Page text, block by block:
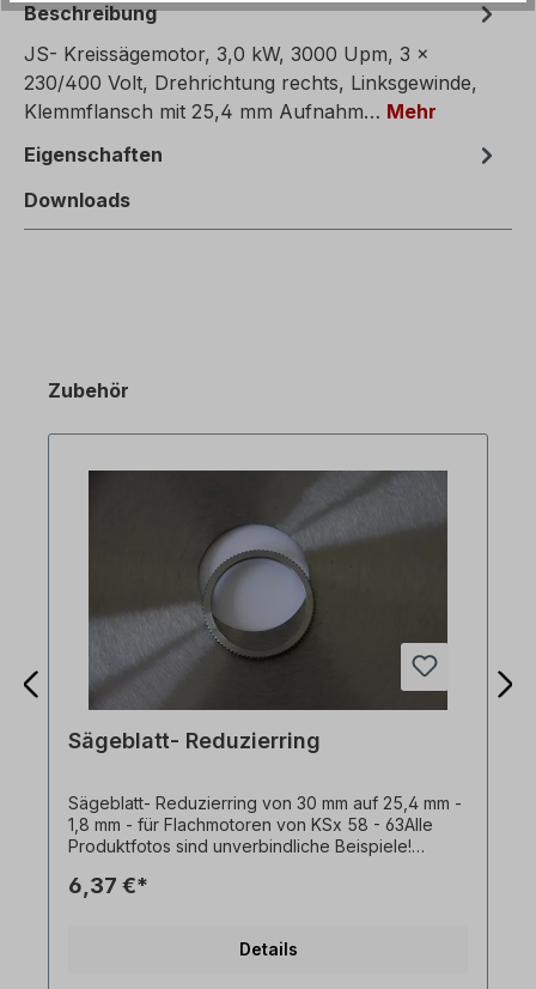
Beschreibung
JS- Kreissägemotor, 3,0 kW, 3000 Upm, 3 x
230/400 Volt, Drehrichtung rechts, Linksgewinde,
Klemmflansch mit 25,4 mm Aufnahm… Mehr
Eigenschaften
Downloads
Zubehör
Sägeblatt- Reduzierring
Sägeblatt- Reduzierring von 30 mm auf 25,4 mm -
1,8 mm - für Flachmotoren von KSx 58 - 63Alle
Produktfotos sind unverbindliche Beispiele!
6,37 €*
Details